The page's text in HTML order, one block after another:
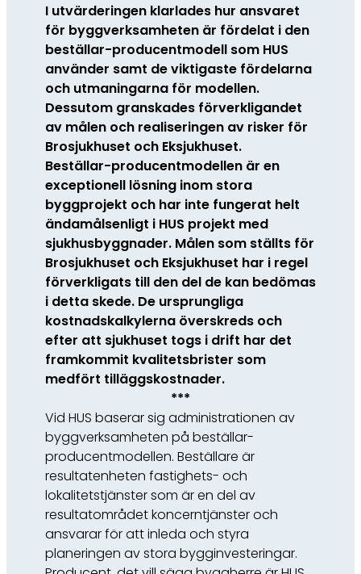
I utvärderingen klarlades hur ansvaret
för byggverksamheten är fördelat i den
beställar-producentmodell som HUS
använder samt de viktigaste fördelarna
och utmaningarna för modellen.
Dessutom granskades förverkligandet
av målen och realiseringen av risker för
Brosjukhuset och Eksjukhuset.
Beställar-producentmodellen är en
exceptionell lösning inom stora
byggprojekt och har inte fungerat helt
ändamålsenligt i HUS projekt med
sjukhusbyggnader. Målen som ställts för
Brosjukhuset och Eksjukhuset har i regel
förverkligats till den del de kan bedömas
i detta skede. De ursprungliga
kostnadskalkylerna överskreds och
efter att sjukhuset togs i drift har det
framkommit kvalitetsbrister som
medfört tilläggskostnader.
***
Vid HUS baserar sig administrationen av
byggverksamheten på beställar-
producentmodellen. Beställare är
resultatenheten fastighets- och
lokalitetstjänster som är en del av
resultatområdet koncerntjänster och
ansvarar för att inleda och styra
planeringen av stora bygginvesteringar.